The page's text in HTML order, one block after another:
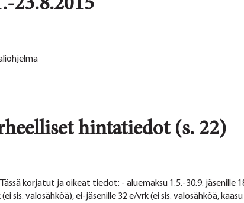
23.8.2015
hintatiedot (s. 22)
korjatut ja oikeat tiedot: - aluemaksu 1.5.-30.9. jäsenille
sis. valosähköä), ei-jäsenille 32 e/vrk (ei sis. valosähköä,